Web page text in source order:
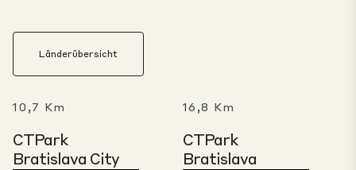
Länderübersicht
10,7 Km
CTPark
Bratislava City
16,8 Km
CTPark
Bratislava